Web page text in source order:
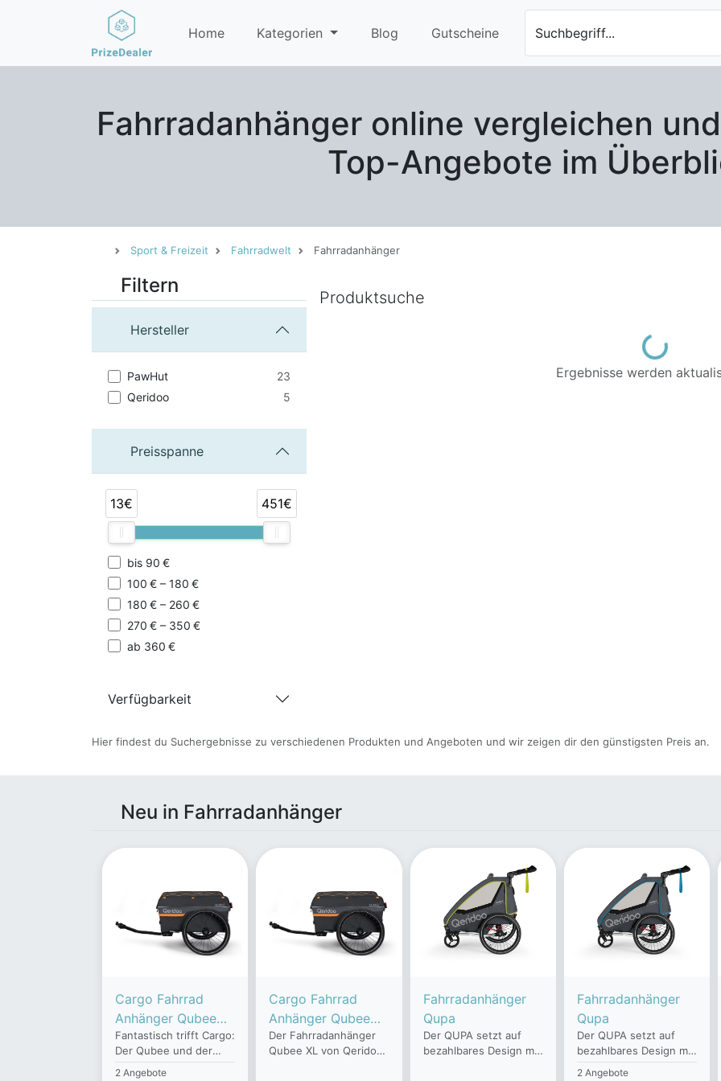
Home Kategorien Blog Gutscheine Suchbegriff...
Fahrradanhänger online vergleichen
Top-Angebote im
Sport & Freizeit Fahrradwelt Fahrradanhänger
Filtern
Hersteller
PawHut
23
Qeridoo
5
Preisspanne
13€ 451€
bis 90 €
100 € – 180 €
180 € – 260 €
270 € – 350 €
ab 360 €
Verfügbarkeit
Produktsuche
Loading...
Ergebnisse werden
Hier findest du Suchergebnisse zu verschiedenen Produkten und Angeboten und wir zeigen dir den günstigsten Preis an.
Neu in Fahrradanhänger
Cargo Fahrrad
Anhänger Qubee
Grey, faltbar
Fantastisch trifft Cargo:
Der Qubee und der
Qubee XL sorgen für
2 Angebote
Cargo Fahrrad
Anhänger Qubee
Grey, faltbar
Der Fahrradanhänger
Qubee XL von Qeridoo
Fahrradanhänger
Qupa
Der QUPA setzt auf
bezahlbares Design mit
Fahrradanhänger
Qupa
Der QUPA setzt auf
bezahlbares Design mit
Sicherheit Er ist
2 Angebote